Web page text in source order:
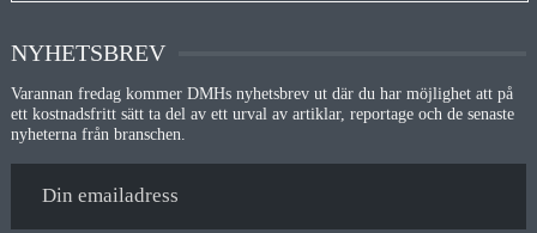
NYHETSBREV
Varannan fredag kommer DMHs nyhetsbrev ut där du har möjlighet att på
ett kostnadsfritt sätt ta del av ett urval av artiklar, reportage och de senaste
nyheterna från branschen.